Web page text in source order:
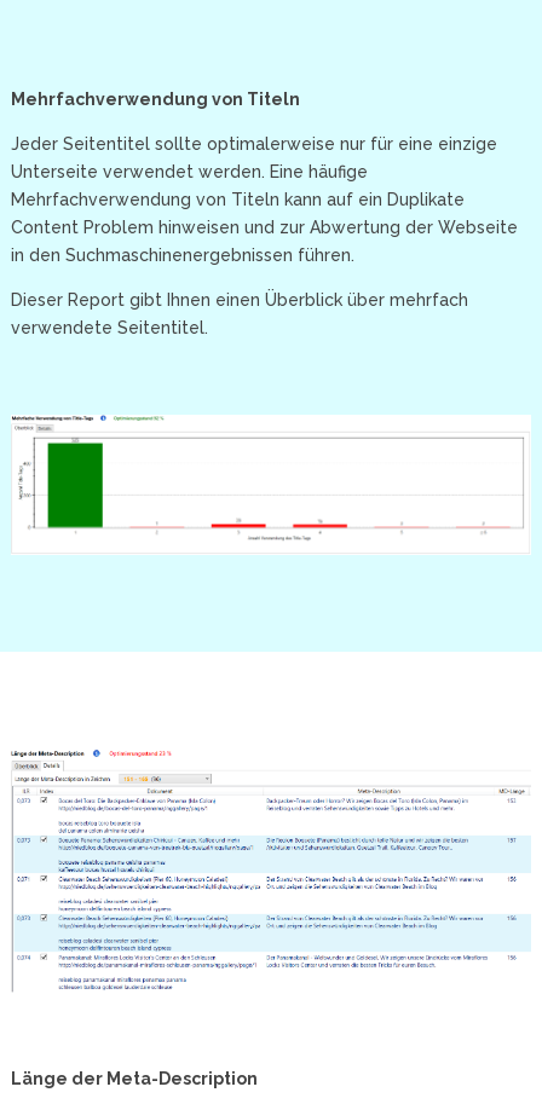
Mehrfachverwendung von Titeln
Jeder Seitentitel sollte optimalerweise nur für eine einzige
Unterseite verwendet werden. Eine häufige
Mehrfachverwendung von Titeln kann auf ein Duplikate
Content Problem hinweisen und zur Abwertung der Webseite
in den Suchmaschinenergebnissen führen.
Dieser Report gibt Ihnen einen Überblick über mehrfach
verwendete Seitentitel.
Länge der Meta-Description